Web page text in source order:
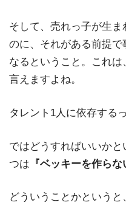
そして、売れっ子が生
のに、それがある前提
なるということ。これ
言えますよね。
タレント1人に依存する
ではどうすればいいか
つは 『ベッキーを作らな
どういうことかという